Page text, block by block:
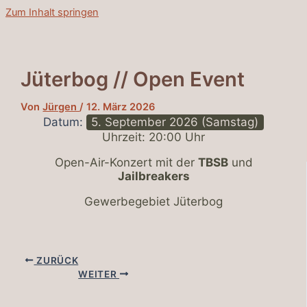
Zum Inhalt springen
Jüterbog // Open Event
VonJürgen/12. März 2026
Datum:
5. September 2026 (Samstag)
Uhrzeit: 20:00 Uhr
Open-Air-Konzert mit der TBSBund
Jailbreakers
Gewerbegebiet Jüterbog
ZURÜCK
WEITER